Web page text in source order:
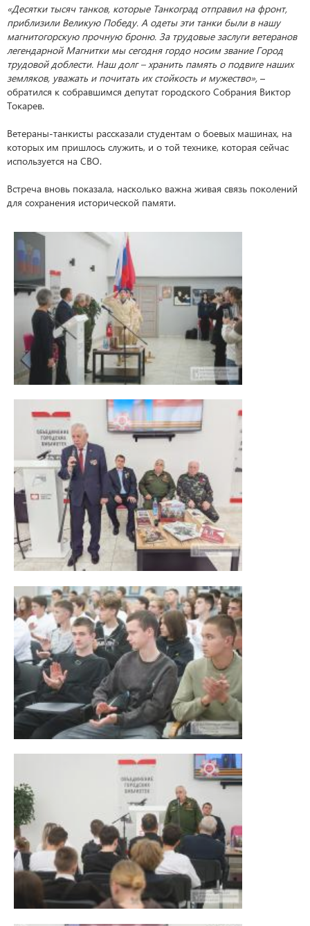
«Десятки тысяч танков, которые Танкоград отправил на фронт,
приблизили Великую Победу. А одеты эти танки были в нашу
магнитогорскую прочную броню. За трудовые заслуги ветеранов
легендарной Магнитки мы сегодня гордо носим звание Город
трудовой доблести. Наш долг – хранить память о подвиге наших
земляков, уважать и почитать их стойкость и мужество», –
обратился к собравшимся депутат городского Собрания Виктор
Токарев.
Ветераны-танкисты рассказали студентам о боевых машинах, на
которых им пришлось служить, и о той технике, которая сейчас
используется на СВО.
Встреча вновь показала, насколько важна живая связь поколений
для сохранения исторической памяти.